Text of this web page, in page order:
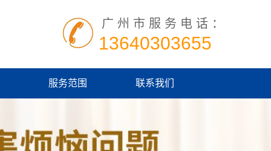
广州市服务电话：
13640303655
服务范围 联系我们